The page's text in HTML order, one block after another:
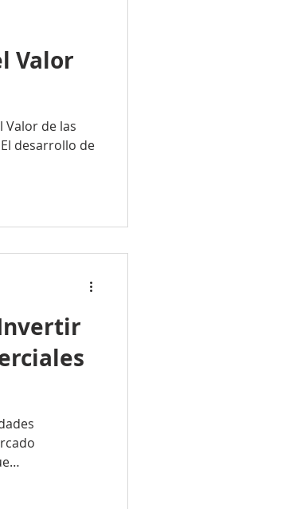
Valor
Valor de las
desarrollo de